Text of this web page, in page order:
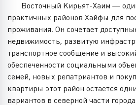
Восточный Кирьят-Хаим —
практичных районов Хайфы для
проживания. Он сочетает
недвижимость, развитую
транспортное сообщение и
обеспеченности социальными
семей, новых репатриантов и
квартиры этот район остается
вариантов в северной части